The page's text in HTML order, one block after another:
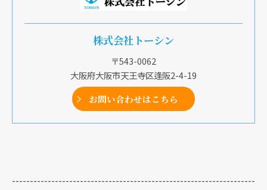
株式会社トーシン
〒543-0062
大阪府大阪市天王寺区逢阪2-4-19
お問い合わせはこちら
--------------------------------------------------------------------